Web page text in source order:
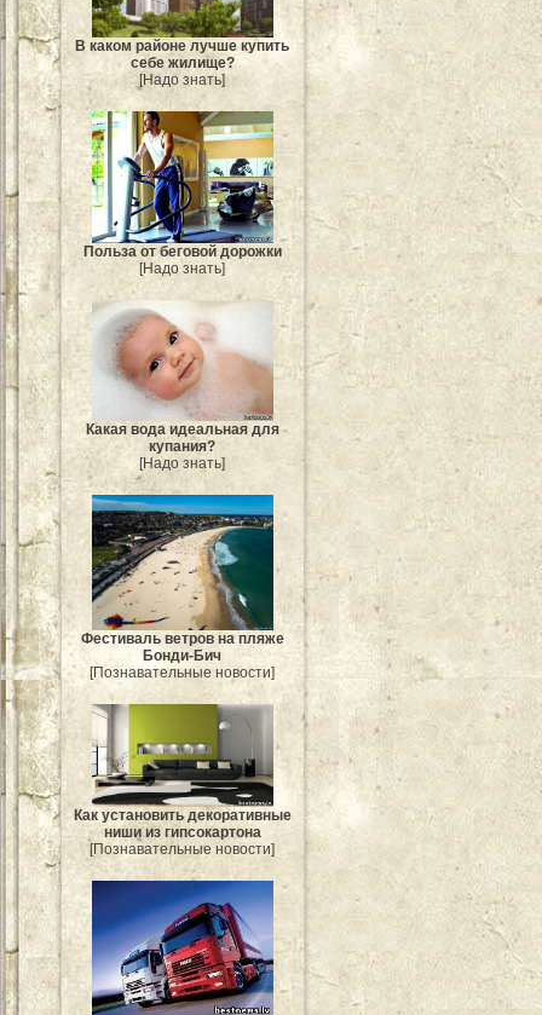
В каком районе лучше купить
себе жилище?
[Надо знать]
Польза от беговой дорожки
[Надо знать]
Какая вода идеальная для
купания?
[Надо знать]
Фестиваль ветров на пляже
Бонди-Бич
[Познавательные новости]
Как установить декоративные
ниши из гипсокартона
[Познавательные новости]